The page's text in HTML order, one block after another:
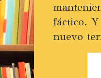
fáctico.
nuevo